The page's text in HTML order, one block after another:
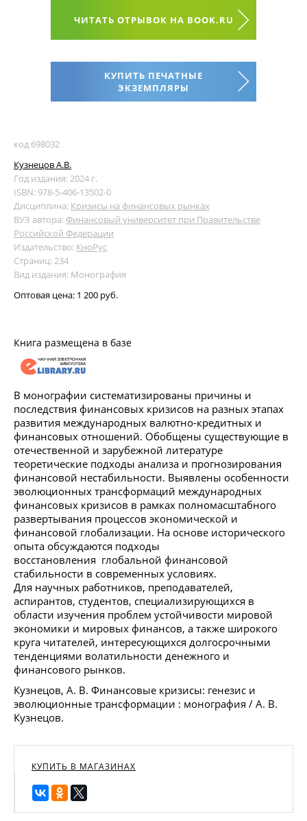
ЧИТАТЬ ОТРЫВОК НА BOOK.RU
КУПИТЬ ПЕЧАТНЫЕ
ЭКЗЕМПЛЯРЫ
код 698032
Кузнецов А.В.
Год издания: 2024 г.
ISBN: 978-5-406-13502-0
Дисциплина: Кризисы на финансовых рынках
ВУЗ автора: Финансовый университет при Правительстве
Российской Федерации
Издательство: КноРус
Страниц: 234
Вид издания: Монография
Оптовая цена: 1 200 руб.
Книга размещена в базе
В монографии систематизированы причины и
последствия финансовых кризисов на разных этапах
развития международных валютно-кредитных и
финансовых отношений. Обобщены существующие в
отечественной и зарубежной литературе
теоретические подходы анализа и прогнозирования
финансовой нестабильности. Выявлены особенности
эволюционных трансформаций международных
финансовых кризисов в рамках полномасштабного
развертывания процессов экономической и
финансовой глобализации. На основе исторического
опыта обсуждаются подходы
восстановления глобальной финансовой
стабильности в современных условиях.
Для научных работников, преподавателей,
аспирантов, студентов, специализирующихся в
области изучения проблем устойчивости мировой
экономики и мировых финансов, а также широкого
круга читателей, интересующихся долгосрочными
тенденциями волатильности денежного и
финансового рынков.
Кузнецов, А. В. Финансовые кризисы: генезис и
эволюционные трансформации : монография / А. В.
Кузнецов.
КУПИТЬ В МАГАЗИНАХ